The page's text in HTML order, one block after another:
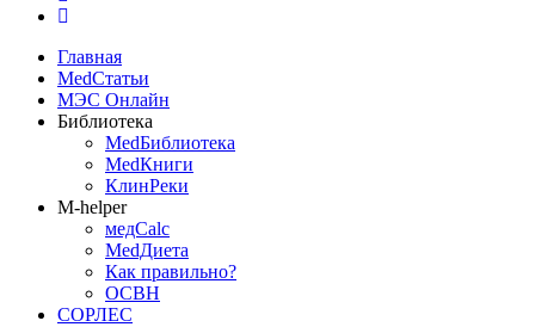
Главная
MedСтатьи
МЭС Онлайн
Библиотека
MedБиблиотека
MedКниги
КлинРеки
M-helper
медCalc
MedДиета
Как правильно?
ОСВН
СОРЛЕС